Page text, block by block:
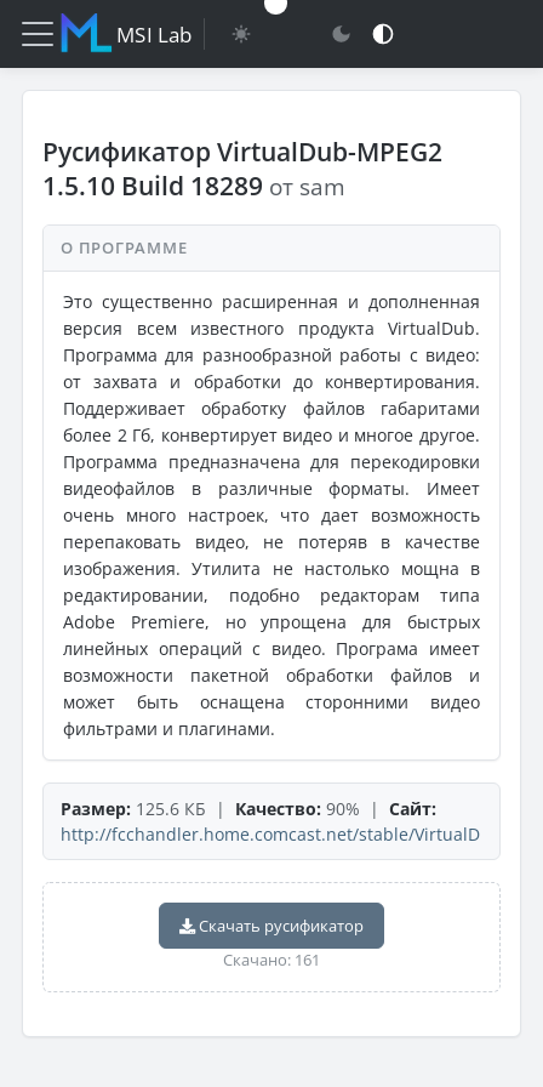
MSI Lab
Русификатор VirtualDub-MPEG2
1.5.10 Build 18289 от sam
О ПРОГРАММЕ
Это существенно расширенная и дополненная
версия всем известного продукта VirtualDub.
Программа для разнообразной работы с видео:
от захвата и обработки до конвертирования.
Поддерживает обработку файлов габаритами
более 2 Гб, конвертирует видео и многое другое.
Программа предназначена для перекодировки
видеофайлов в различные форматы. Имеет
очень много настроек, что дает возможность
перепаковать видео, не потеряв в качестве
изображения. Утилита не настолько мощна в
редактировании, подобно редакторам типа
Adobe Premiere, но упрощена для быстрых
линейных операций с видео. Програма имеет
возможности пакетной обработки файлов и
может быть оснащена сторонними видео
фильтрами и плагинами.
Размер: 125.6 КБ | Качество: 90% | Сайт:
http://fcchandler.home.comcast.net/stable/VirtualD
Скачать русификатор
Скачано: 161